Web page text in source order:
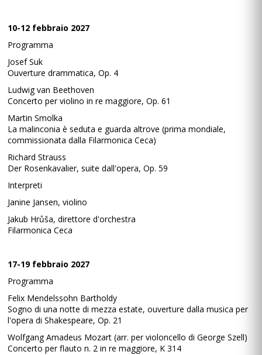
10-12 febbraio 2027
Programma
Josef Suk
Ouverture drammatica, Op. 4
Ludwig van Beethoven
Concerto per violino in re maggiore, Op. 61
Martin Smolka
La malinconia è seduta e guarda altrove (prima mondiale,
commissionata dalla Filarmonica Ceca)
Richard Strauss
Der Rosenkavalier, suite dall'opera, Op. 59
Interpreti
Janine Jansen, violino
Jakub Hrůša, direttore d'orchestra
Filarmonica Ceca
17-19 febbraio 2027
Programma
Felix Mendelssohn Bartholdy
Sogno di una notte di mezza estate, ouverture dalla musica per
l'opera di Shakespeare, Op. 21
Wolfgang Amadeus Mozart (arr. per violoncello di George Szell)
Concerto per flauto n. 2 in re maggiore, K 314